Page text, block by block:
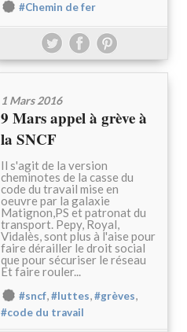
#Chemin de fer
1 Mars 2016
9 Mars appel à grève à
la SNCF
Il s'agit de la version
cheminotes de la casse du
code du travail mise en
oeuvre par la galaxie
Matignon,PS et patronat du
transport. Pepy, Royal,
Vidalès, sont plus à l'aise pour
faire dérailler le droit social
que pour sécuriser le réseau
Et faire rouler...
#sncf,#luttes,#grèves,
#code du travail